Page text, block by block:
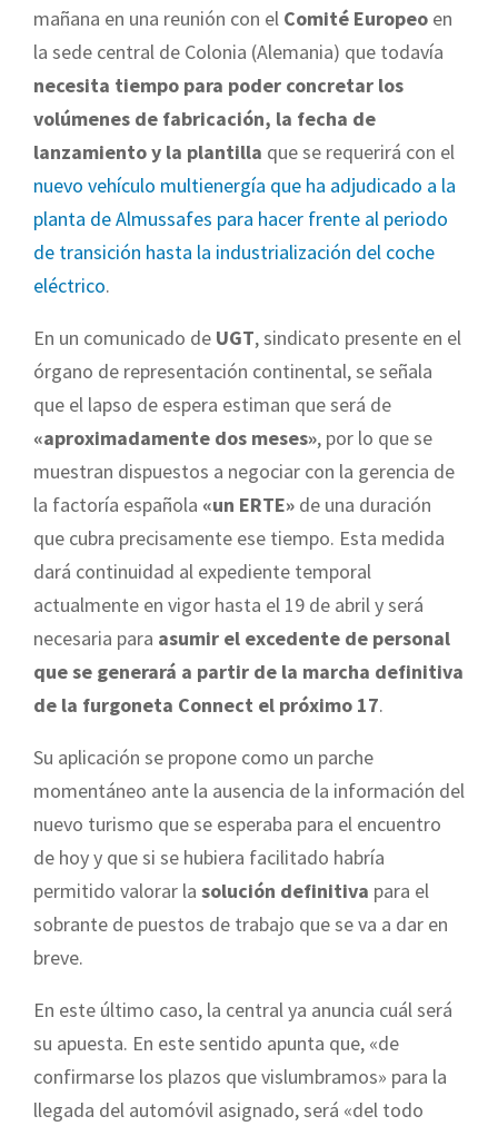
mañana en una reunión con el Comité Europeo en
la sede central de Colonia (Alemania) que todavía
necesita tiempo para poder concretar los
volúmenes de fabricación, la fecha de
lanzamiento y la plantilla que se requerirá con el
nuevo vehículo multienergía que ha adjudicado a la
planta de Almussafes para hacer frente al periodo
de transición hasta la industrialización del coche
eléctrico.
En un comunicado de UGT, sindicato presente en el
órgano de representación continental, se señala
que el lapso de espera estiman que será de
«aproximadamente dos meses», por lo que se
muestran dispuestos a negociar con la gerencia de
la factoría española «un ERTE» de una duración
que cubra precisamente ese tiempo. Esta medida
dará continuidad al expediente temporal
actualmente en vigor hasta el 19 de abril y será
necesaria para asumir el excedente de personal
que se generará a partir de la marcha definitiva
de la furgoneta Connect el próximo 17.
Su aplicación se propone como un parche
momentáneo ante la ausencia de la información del
nuevo turismo que se esperaba para el encuentro
de hoy y que si se hubiera facilitado habría
permitido valorar la solución definitiva para el
sobrante de puestos de trabajo que se va a dar en
breve.
En este último caso, la central ya anuncia cuál será
su apuesta. En este sentido apunta que, «de
confirmarse los plazos que vislumbramos» para la
llegada del automóvil asignado, será «del todo